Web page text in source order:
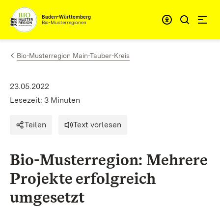
Zum Inhalt springen
Baden-Württemberg
Bio-Musterregionen
Bio-Musterregion Main-Tauber-Kreis
23.05.2022
Lesezeit: 3 Minuten
Teilen Text vorlesen
Bio-Musterregion: Mehrere
Projekte erfolgreich
umgesetzt